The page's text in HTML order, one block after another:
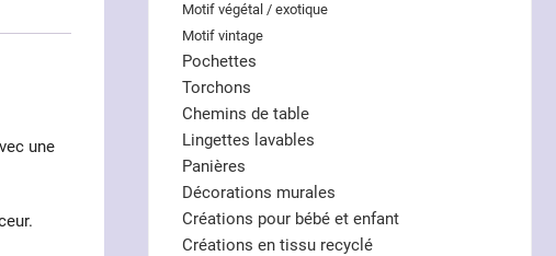
une
Motif végétal / exotique
Motif vintage
Pochettes
Torchons
Chemins de table
Lingettes lavables
Panières
Décorations murales
Créations pour bébé et enfant
Créations en tissu recyclé